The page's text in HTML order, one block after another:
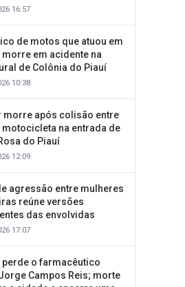
16:57
de motos que atuou em
morre em acidente na
de Colônia do Piauí
10:38
morre após colisão entre
motocicleta na entrada de
do Piauí
12:09
agressão entre mulheres
reúne versões
das envolvidas
17:07
perde o farmacêutico
Campos Reis; morte